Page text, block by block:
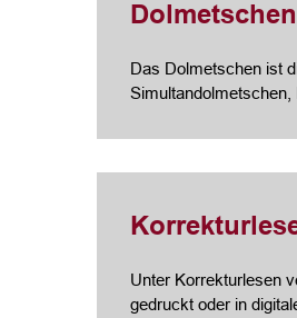
Dolmetschen
Das Dolmetschen ist
Unter Korrekturlesen
gedruckt oder in